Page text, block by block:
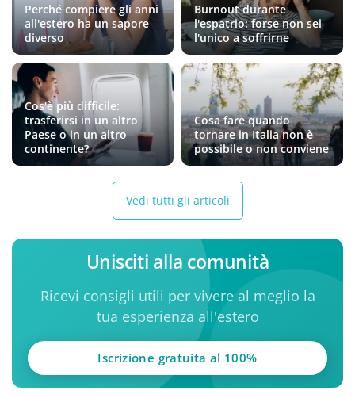
Perché compiere gli anni
all'estero ha un sapore
diverso
Burnout durante
l'espatrio: forse non sei
l'unico a soffrirne
Cos'è più difficile:
trasferirsi in un altro
Paese o in un altro
continente?
Cosa fare quando
tornare in Italia non è
possibile o non conviene
Vedi tutti gli articoli
Unisciti alla comunità
Ricevi consigli utili per vivere al meglio la
tua esperienza all'estero
Iscrizione gratuita al 100%